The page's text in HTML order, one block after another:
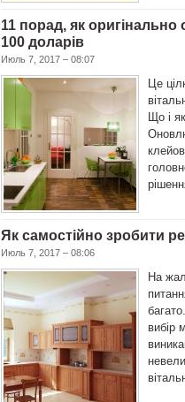
11 порад, як
100 доларів
Июль 7, 2017 – 08:07
Це
Що і
Як самостійно зробити
Июль 7, 2017 – 08:06
На
вибір